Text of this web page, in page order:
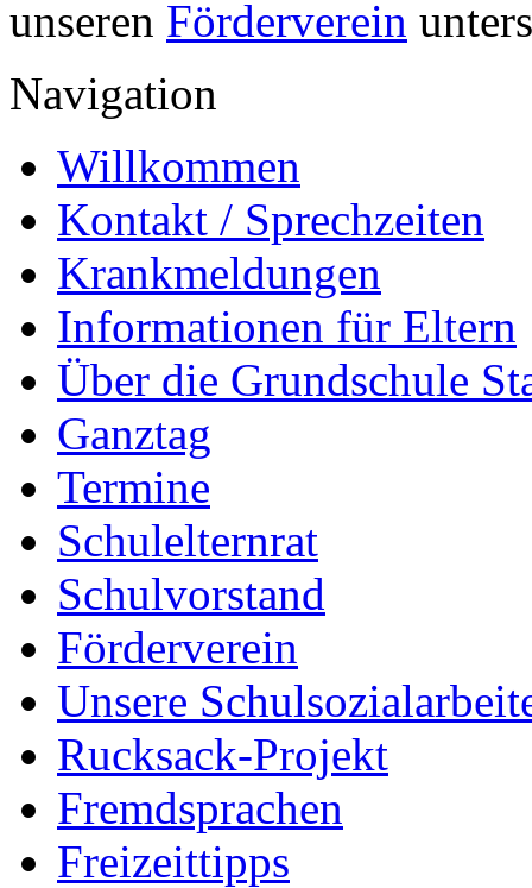
unseren Förderverein
Navigation
Willkommen
Kontakt / Sprechzeiten
Krankmeldungen
Informationen für Eltern
Über die Grundschule
Ganztag
Termine
Schulelternrat
Schulvorstand
Förderverein
Unsere
Rucksack-Projekt
Fremdsprachen
Freizeittipps